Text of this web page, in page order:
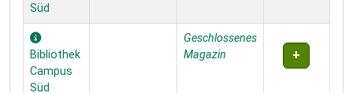
Süd
Bibliothek
Campus
Süd
Geschlossenes
Magazin